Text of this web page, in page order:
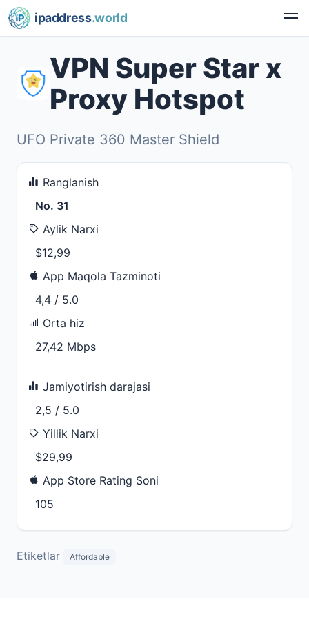
ipaddress.world
VPN Super Star x
Proxy Hotspot
UFO Private 360 Master Shield
Ranglanish
No. 31
Aylik Narxi
$12,99
App Maqola Tazminoti
4,4 / 5.0
Orta hiz
27,42 Mbps
Jamiyotirish darajasi
2,5 / 5.0
Yillik Narxi
$29,99
App Store Rating Soni
105
Etiketlar Affordable